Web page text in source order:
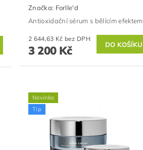
Značka: Forlle'd
Antioxidační sérum s bělícím efektem
2 644,63 Kč bez DPH
3 200 Kč
Novinka
Tip